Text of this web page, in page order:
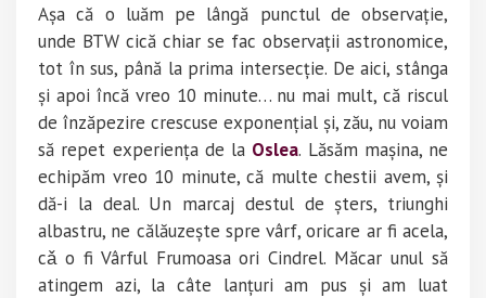
Așa că o luăm pe lângă punctul de observație,
unde BTW cică chiar se fac observații astronomice,
tot în sus, până la prima intersecție. De aici, stânga
și apoi încă vreo 10 minute… nu mai mult, că riscul
de înzăpezire crescuse exponențial și, zău, nu voiam
să repet experiența de la Oslea. Lăsăm mașina, ne
echipăm vreo 10 minute, că multe chestii avem, și
dă-i la deal. Un marcaj destul de șters, triunghi
albastru, ne călăuzește spre vârf, oricare ar fi acela,
cǎ o fi Vârful Frumoasa ori Cindrel. Măcar unul să
atingem azi, la câte lanțuri am pus și am luat